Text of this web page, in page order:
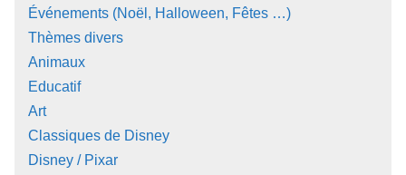
Événements (Noël, Halloween, Fêtes …)
Thèmes divers
Animaux
Educatif
Art
Classiques de Disney
Disney / Pixar